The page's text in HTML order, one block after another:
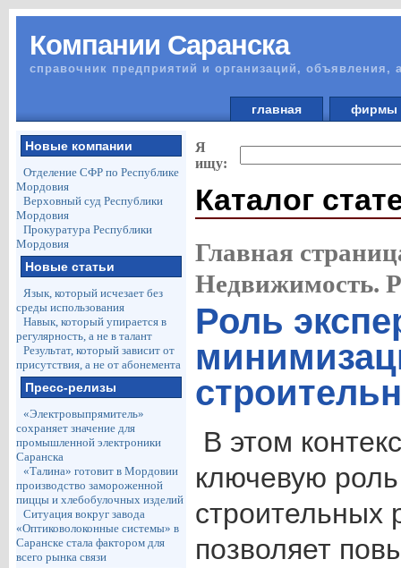
Компании Саранска
справочник предприятий и организаций, объявления,
главная
Новые компании
Отделение СФР по Республике
Мордовия
Верховный суд Республики
Мордовия
Прокуратура Республики
Мордовия
Новые статьи
Язык, который исчезает без
среды использования
Навык, который упирается в
регулярность, а не в талант
Результат, который зависит от
присутствия, а не от абонемента
Пресс-релизы
«Электровыпрямитель»
сохраняет значение для
промышленной электроники
Саранска
«Талина» готовит в Мордовии
производство замороженной
пиццы и хлебобулочных изделий
Ситуация вокруг завода
«Оптиковолоконные системы» в
Саранске стала фактором для
всего рынка связи
Я
ищу:
Каталог
Главная
Недвижимость.
Роль
В этом
ключевую
строительных
позволяет